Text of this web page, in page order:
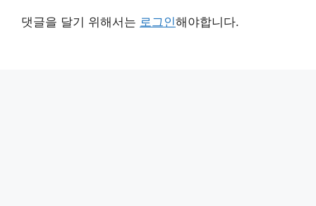
댓글을 달기 위해서는 로그인해야합니다.